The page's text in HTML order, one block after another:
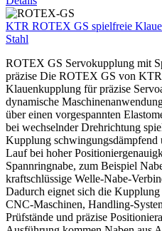
KTR ROTEX GS spielfreie
Stahl
ROTEX GS Servokupplung mit
präzise Die ROTEX GS von KTR
Klauenkupplung für präzise
dynamische
über einen vorgespannten
bei wechselnder Drehrichtung
Kupplung schwingungsdämpfend
Lauf bei hoher
Spannringnabe, zum Beispiel
kraftschlüssige Welle-Nabe-
Dadurch eignet sich die
CNC-Maschinen, Handling-
Prüfstände und präzise